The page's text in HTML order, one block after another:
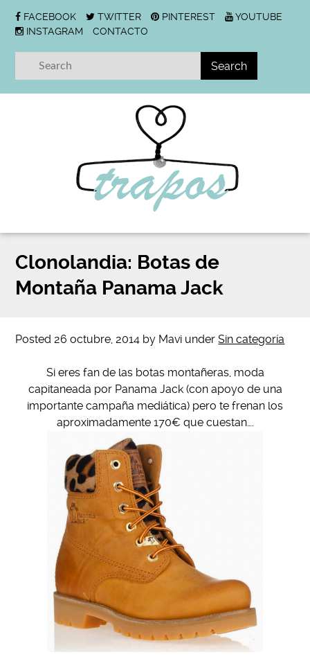
FACEBOOK TWITTER PINTEREST
YOUTUBE
INSTAGRAM
CONTACTO
Clonolandia: Botas de
Montaña Panama Jack
Posted26 octubre, 2014 by Mavi underSin categoría
Si eres fan de las botas montañeras, moda
capitaneada por Panama Jack (con apoyo de una
importante campaña mediática) pero te frenan los
aproximadamente 170€ que cuestan….